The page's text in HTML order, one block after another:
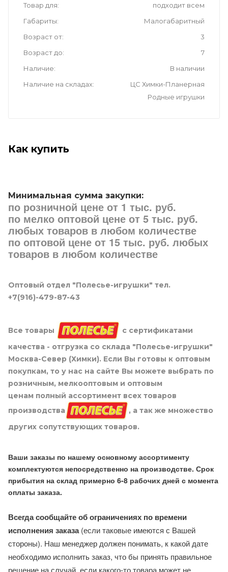
Товар для
подходит всем
Габариты
Малогабаритный
Возраст от
3
Возраст до
7
Наличие
В наличии
Наличие на складах
ЦС Химки-Планерная
Родные игрушки
Как купить
Минимальная сумма закупки:
по розничной цене от 1 тыс. руб.
по мелко оптовой цене от 5 тыс. руб.
любых товаров в любом количестве
по оптовой цене от 15 тыс. руб. любых
товаров в любом количестве
Оптовый отдел "Полесье-игрушки" тел.
+7(916)-479-87-43
Все товары
с сертификатами
качества - отгрузка со склада "Полесье-игрушки"
Москва-Север (Химки). Если Вы готовы к оптовым
покупкам, то у нас на сайте Вы можете выбрать по
розничным, мелкооптовым и оптовым
ценам полный ассортимент всех товаров
производства
, а так же множество
других сопутствующих товаров.
Ваши заказы по нашему основному ассортименту
комплектуются непосредственно на производстве. Срок
прибытия на склад примерно 6-8 рабочих дней с момента
оплаты заказа.
Всегда сообщайте об ограничениях по времени
исполнения заказа(если таковые имеются с Вашей
стороны). Наш менеджер должен понимать, к какой дате
необходимо исполнить заказ, что бы принять правильное